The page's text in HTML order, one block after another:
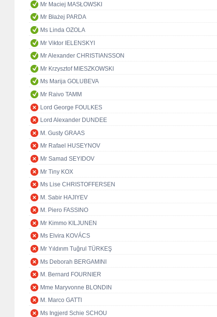
Mr Maciej MASŁOWSKI
Mr Błażej PARDA
Ms Linda OZOLA
Mr Viktor IELENSKYI
Mr Alexander CHRISTIANSSON
Mr Krzysztof MIESZKOWSKI
Ms Marija GOLUBEVA
Mr Raivo TAMM
Lord George FOULKES
Lord Alexander DUNDEE
M. Gusty GRAAS
Mr Rafael HUSEYNOV
Mr Samad SEYIDOV
Mr Tiny KOX
Ms Lise CHRISTOFFERSEN
M. Sabir HAJIYEV
M. Piero FASSINO
Mr Kimmo KILJUNEN
Ms Elvira KOVÁCS
Mr Yıldırım Tuğrul TÜRKEŞ
Ms Deborah BERGAMINI
M. Bernard FOURNIER
Mme Maryvonne BLONDIN
M. Marco GATTI
Ms Ingjerd Schie SCHOU